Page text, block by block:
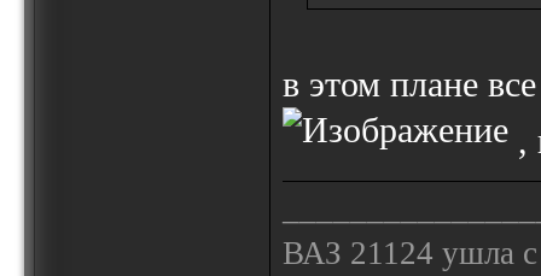
в этом плане
,
ВАЗ 21124 ушла